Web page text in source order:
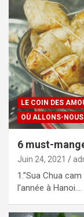
LE COIN DES
OÙ ALLONS-
6 must-
Juin 24, 2021
1.”Sua Chua
l'année à Hanoi.…